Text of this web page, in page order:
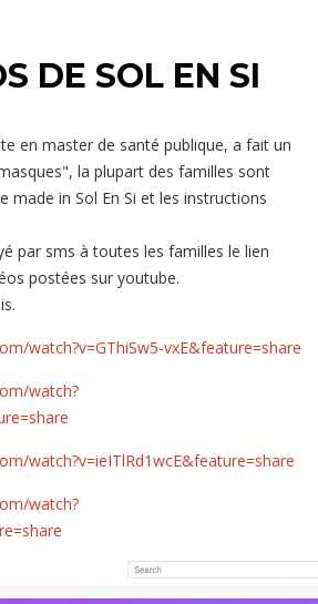
DE SOL EN SI
en master de santé publique, a fait un
la plupart des familles sont
made in Sol En Si et les instructions
par sms à toutes les familles le lien
postées sur youtube.
watch?v=GThiSw5-vxE&feature=share
watch?
watch?v=ieITlRd1wcE&feature=share
watch?